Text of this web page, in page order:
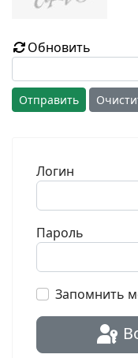
Обновить
Отправить
Логин
Пароль
Запомнить